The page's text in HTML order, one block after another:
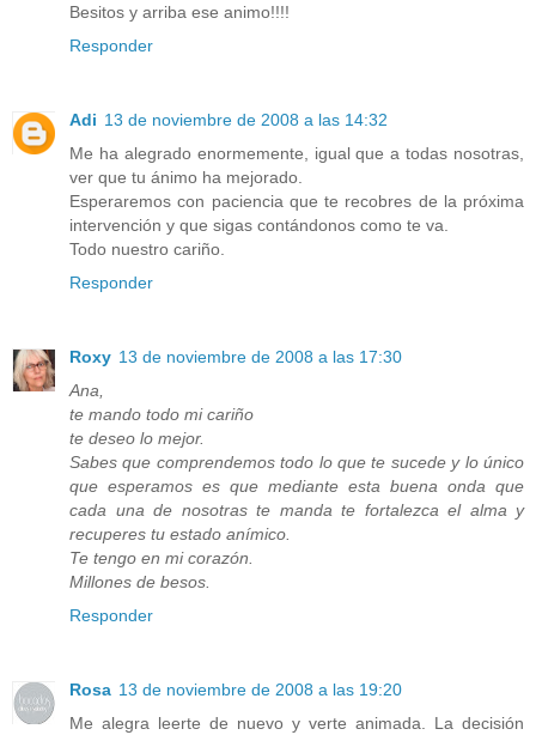
Besitos y arriba ese animo!!!!
Responder
Adi 13 de noviembre de 2008 a las 14:32
Me ha alegrado enormemente, igual que a todas nosotras,
ver que tu ánimo ha mejorado.
Esperaremos con paciencia que te recobres de la próxima
intervención y que sigas contándonos como te va.
Todo nuestro cariño.
Responder
Roxy 13 de noviembre de 2008 a las 17:30
Ana,
te mando todo mi cariño
te deseo lo mejor.
Sabes que comprendemos todo lo que te sucede y lo único
que esperamos es que mediante esta buena onda que
cada una de nosotras te manda te fortalezca el alma y
recuperes tu estado anímico.
Te tengo en mi corazón.
Millones de besos.
Responder
Rosa 13 de noviembre de 2008 a las 19:20
Me alegra leerte de nuevo y verte animada. La decisión